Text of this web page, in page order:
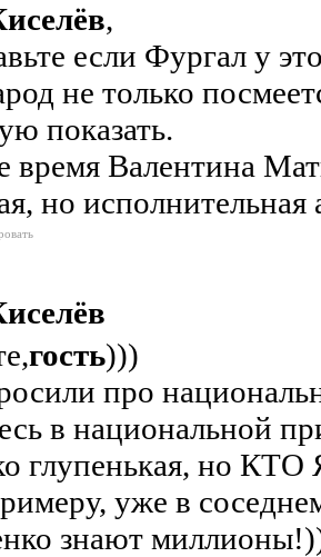
,
если Фургал у
не только
показать.
время Валентина
но
гость)))
про
в национальной
глупенькая, но
уже в
знают